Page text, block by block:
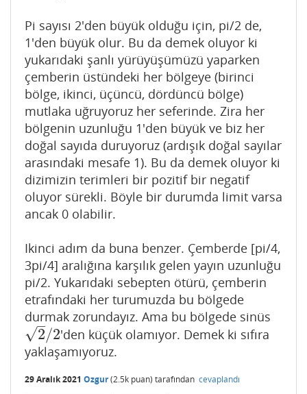
Pi sayısı 2'den büyük olduğu için, pi/2 de,
1'den büyük olur. Bu da demek oluyor ki
yukarıdaki şanlı yürüyüşümüzü yaparken
çemberin üstündeki her bölgeye (birinci
bölge, ikinci, üçüncü, dördüncü bölge)
mutlaka uğruyoruz her seferinde. Zira her
bölgenin uzunluğu 1'den büyük ve biz her
doğal sayıda duruyoruz (ardışık doğal sayılar
arasındaki mesafe 1). Bu da demek oluyor ki
dizimizin terimleri bir pozitif bir negatif
oluyor sürekli. Böyle bir durumda limit varsa
ancak 0 olabilir.
Ikinci adım da buna benzer. Çemberde [pi/4,
3pi/4] aralığına karşılık gelen yayın uzunluğu
pi/2. Yukarıdaki sebepten ötürü, çemberin
etrafındaki her turumuzda bu bölgede
durmak zorundayız. Ama bu bölgede sinüs
2
–
√ /2
2/2
'den küçük olamıyor. Demek ki sıfıra
yaklaşamıyoruz.
29 Aralık 2021 Ozgur(2.5k puan) tarafından cevaplandı